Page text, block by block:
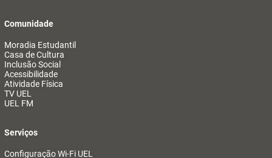
Comunidade
Moradia Estudantil
Casa de Cultura
Inclusão Social
Acessibilidade
Atividade Física
TV UEL
UEL FM
Serviços
Configuração Wi-Fi UEL